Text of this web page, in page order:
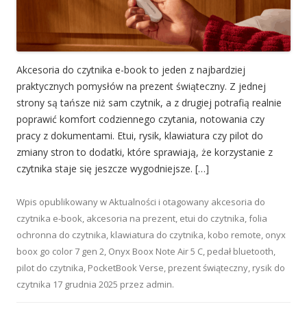
Akcesoria do czytnika e-book to jeden z najbardziej
praktycznych pomysłów na prezent świąteczny. Z jednej
strony są tańsze niż sam czytnik, a z drugiej potrafią realnie
poprawić komfort codziennego czytania, notowania czy
pracy z dokumentami. Etui, rysik, klawiatura czy pilot do
zmiany stron to dodatki, które sprawiają, że korzystanie z
czytnika staje się jeszcze wygodniejsze. […]
Wpis opublikowany wAktualności i otagowany akcesoria do
czytnika e-book, akcesoria na prezent, etui do czytnika,folia
ochronna do czytnika, klawiatura do czytnika, kobo remote, onyx
boox go color 7 gen 2, Onyx Boox Note Air 5 C, pedał bluetooth,
pilot do czytnika, PocketBook Verse, prezent świąteczny, rysik do
czytnika 17 grudnia 2025 przez admin.